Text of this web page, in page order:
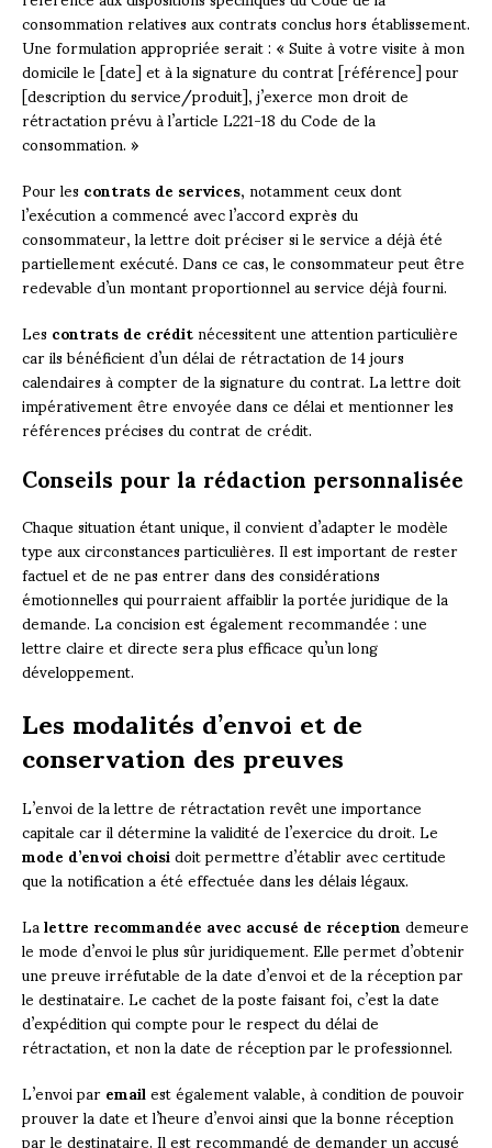
consommation relatives aux contrats conclus hors établissement.
Une formulation appropriée serait : « Suite à votre visite à mon
domicile le [date] et à la signature du contrat [référence] pour
[description du service/produit], j’exerce mon droit de
rétractation prévu à l’article L221-18 du Code de la
consommation. »
Pour lescontrats de services, notamment ceux dont
l’exécution a commencé avec l’accord exprès du
consommateur, la lettre doit préciser si le service a déjà été
partiellement exécuté. Dans ce cas, le consommateur peut être
redevable d’un montant proportionnel au service déjà fourni.
Lescontrats de créditnécessitent une attention particulière
car ils bénéficient d’un délai de rétractation de 14 jours
calendaires à compter de la signature du contrat. La lettre doit
impérativement être envoyée dans ce délai et mentionner les
références précises du contrat de crédit.
Conseils pour la rédaction personnalisée
Chaque situation étant unique, il convient d’adapter le modèle
type aux circonstances particulières. Il est important de rester
factuel et de ne pas entrer dans des considérations
émotionnelles qui pourraient affaiblir la portée juridique de la
demande. La concision est également recommandée : une
lettre claire et directe sera plus efficace qu’un long
développement.
Les modalités d’envoi et de
conservation des preuves
L’envoi de la lettre de rétractation revêt une importance
capitale car il détermine la validité de l’exercice du droit. Le
mode d’envoi choisidoit permettre d’établir avec certitude
que la notification a été effectuée dans les délais légaux.
Lalettre recommandée avec accusé de réceptiondemeure
le mode d’envoi le plus sûr juridiquement. Elle permet d’obtenir
une preuve irréfutable de la date d’envoi et de la réception par
le destinataire. Le cachet de la poste faisant foi, c’est la date
d’expédition qui compte pour le respect du délai de
rétractation, et non la date de réception par le professionnel.
L’envoi paremailest également valable, à condition de pouvoir
prouver la date et l’heure d’envoi ainsi que la bonne réception